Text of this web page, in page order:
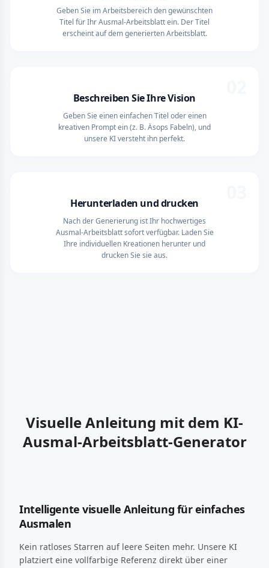
Geben Sie im Arbeitsbereich den gewünschten
Titel für Ihr Ausmal-Arbeitsblatt ein. Der Titel
erscheint auf dem generierten Arbeitsblatt.
Beschreiben Sie Ihre Vision
Geben Sie einen einfachen Titel oder einen
kreativen Prompt ein (z. B. Äsops Fabeln), und
unsere KI versteht ihn perfekt.
Herunterladen und drucken
Nach der Generierung ist Ihr hochwertiges
Ausmal-Arbeitsblatt sofort verfügbar. Laden Sie
Ihre individuellen Kreationen herunter und
drucken Sie sie aus.
Visuelle Anleitung mit dem KI-
Ausmal-Arbeitsblatt-Generator
Intelligente visuelle Anleitung für einfaches
Ausmalen
Kein ratloses Starren auf leere Seiten mehr. Unsere KI
platziert eine vollfarbige Referenz direkt über einer